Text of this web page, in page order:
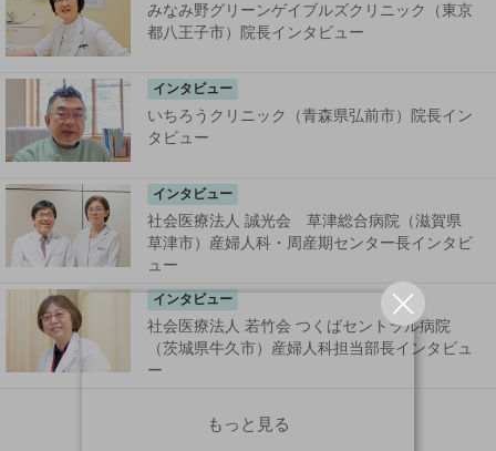
みなみ野グリーンゲイブルズクリニック（東京
都八王子市）院長インタビュー
インタビュー
いちろうクリニック（青森県弘前市）院長イン
タビュー
インタビュー
社会医療法人 誠光会 草津総合病院（滋賀県
草津市）産婦人科・周産期センター長インタビ
ュー
インタビュー
社会医療法人 若竹会 つくばセントラル病院
（茨城県牛久市）産婦人科担当部長インタビュ
ー
もっと見る